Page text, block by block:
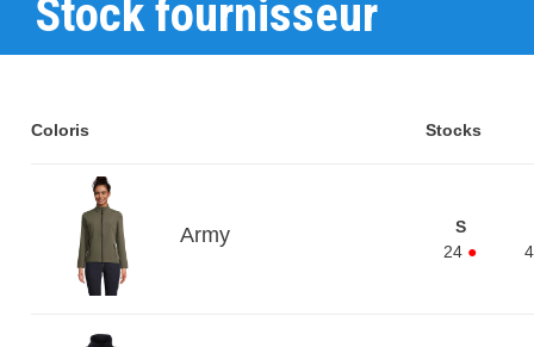
Stock fournisseur
Coloris Stocks
Army
S
24 ●